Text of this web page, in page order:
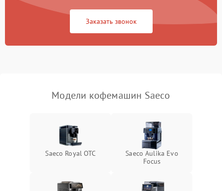
Заказать звонок
Модели кофемашин Saeco
Saeco Royal OTC
Saeco Aulika Evo
Focus